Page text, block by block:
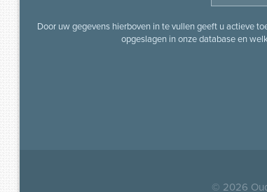
Door uw gegevens hierboven in te vullen geeft u actieve
opgeslagen in onze database en
© 2026